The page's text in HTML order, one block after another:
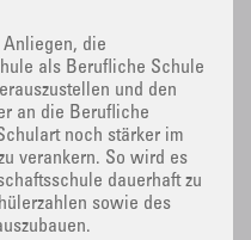
Anliegen, die
als Berufliche Schule
und den
an die Berufliche
noch stärker im
verankern. So wird es
dauerhaft zu
sowie des